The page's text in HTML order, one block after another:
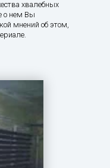
хвалебных
о нем Вы
мнений об этом,